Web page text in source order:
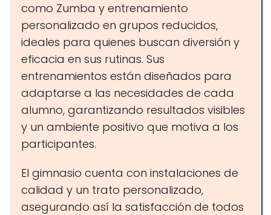
como Zumba y entrenamiento
personalizado en grupos reducidos,
ideales para quienes buscan diversión y
eficacia en sus rutinas. Sus
entrenamientos están diseñados para
adaptarse a las necesidades de cada
alumno, garantizando resultados visibles
y un ambiente positivo que motiva a los
participantes.
El gimnasio cuenta con instalaciones de
calidad y un trato personalizado,
asegurando así la satisfacción de todos